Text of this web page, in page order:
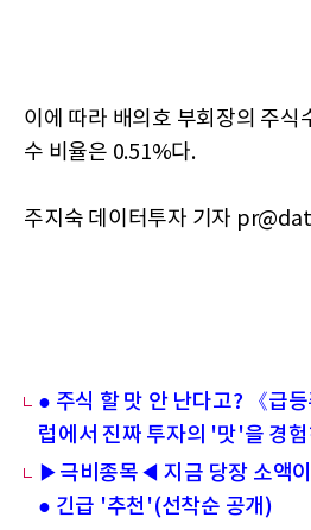
이에 따라 배의호 부회장의 주식
수 비율은 0.51%다.
주지숙 데이터투자 기자
● 주식 할 맛 안 난다고? 《급
럽에서 진짜 투자의 '맛'을 경
▶극비종목◀ 지금 당장 소액
● 긴급 '추천'(선착순 공개)